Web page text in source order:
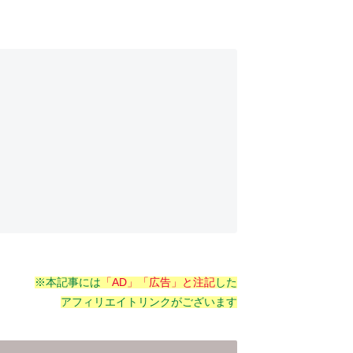
※本記事には 「AD」「広告」と注記した
アフィリエイトリンクがございます